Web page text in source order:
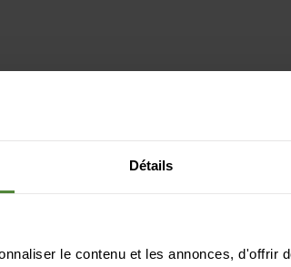
Détails
le contenu et les annonces, d'offrir